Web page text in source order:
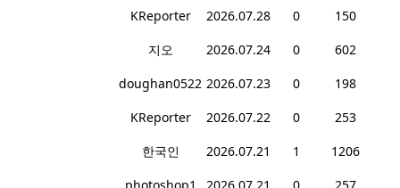
KReporter 2026.07.28 0
150
지오 2026.07.24 0
602
doughan0522 2026.07.23 0
198
KReporter 2026.07.22 0
253
한국인 2026.07.21 1
1206